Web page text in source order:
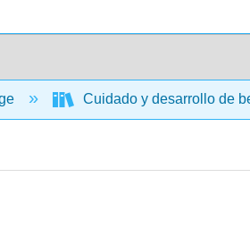
Cuidado y desarrollo de